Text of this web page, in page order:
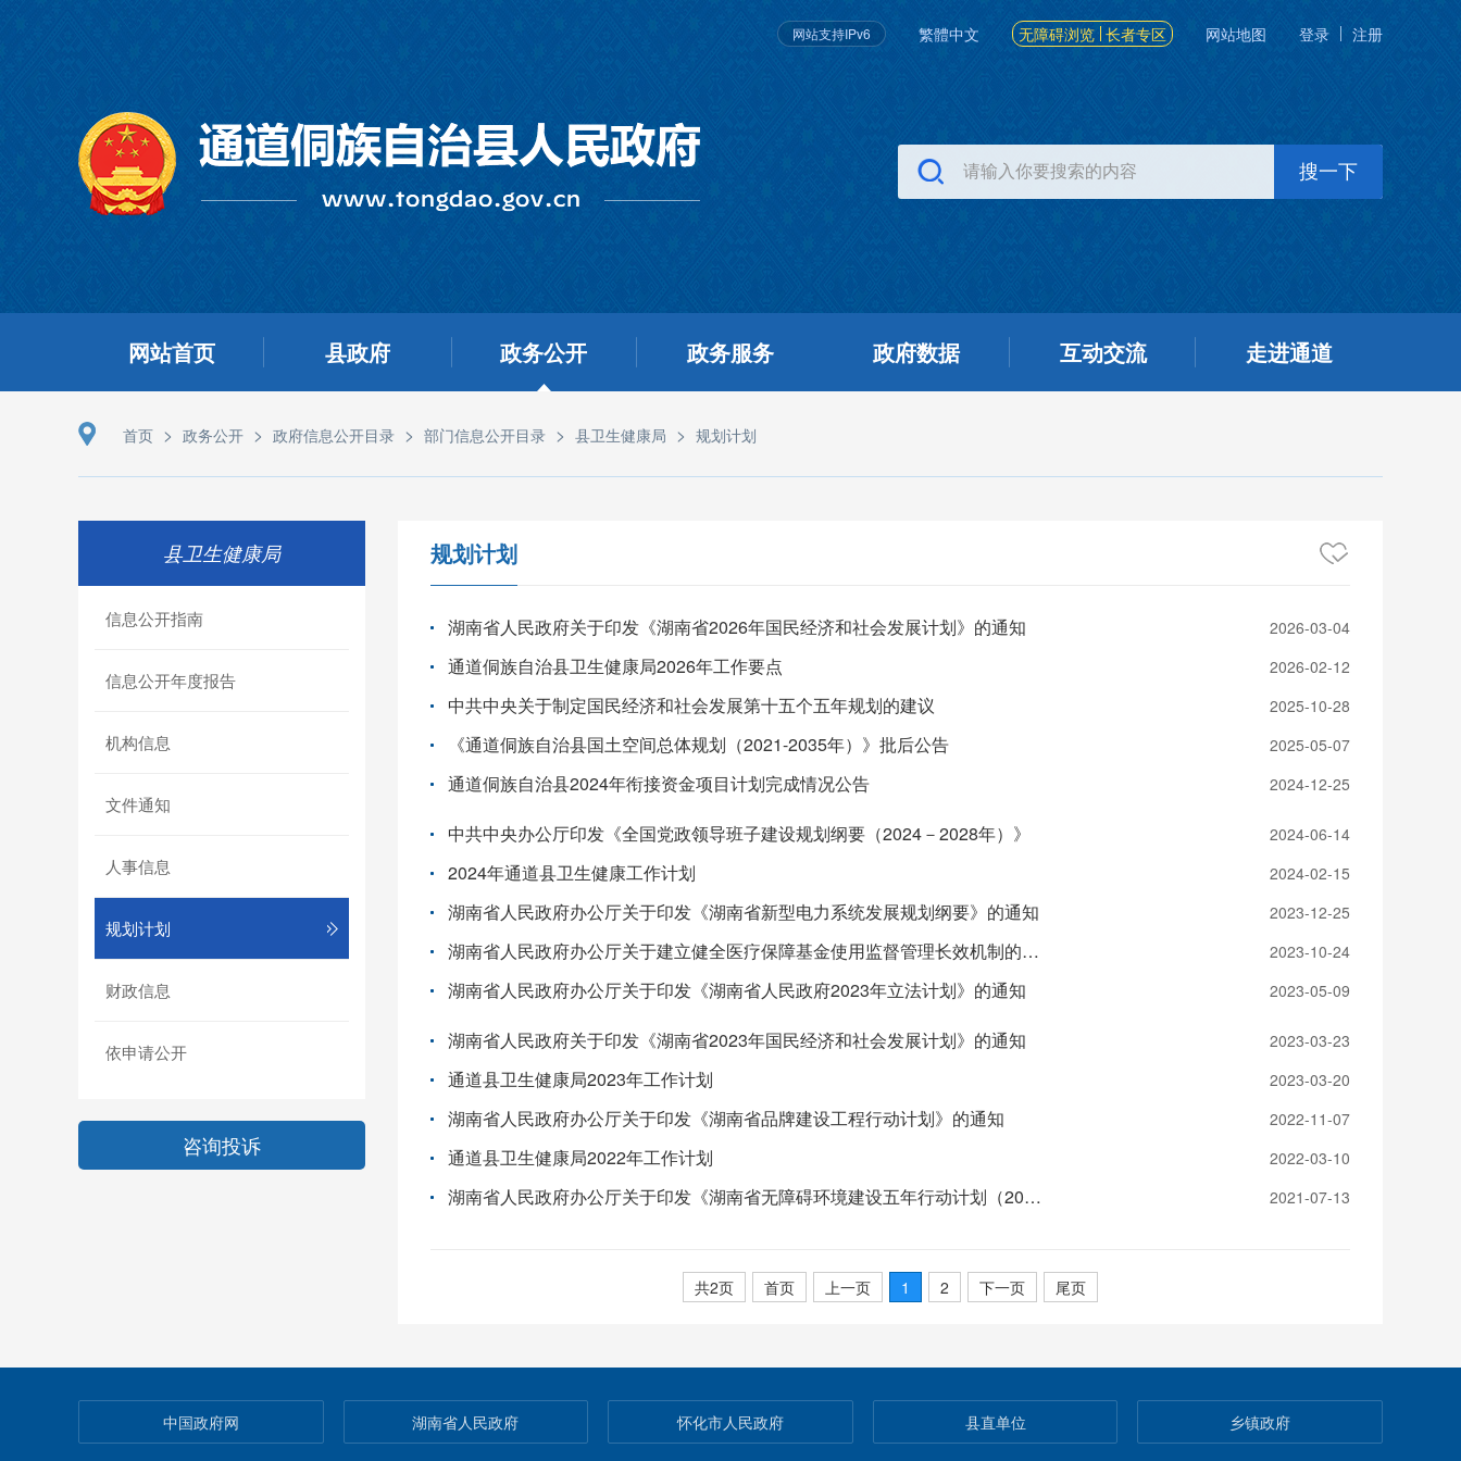
网站支持IPv6 繁體中文 无障碍浏览 长者专区 网站地图 登录 注册
网站首页 县政府 政务公开 政务服务 政府数据 互动交流 走进通道
首页 > 政务公开 > 政府信息公开目录 > 部门信息公开目录 > 县卫生健康局 > 规划计划
县卫生健康局
信息公开指南
信息公开年度报告
机构信息
文件通知
人事信息
规划计划
财政信息
依申请公开
咨询投诉
规划计划
湖南省人民政府关于印发《湖南省2026年国民经济和社会发展计划》的通知 2026-03-04
通道侗族自治县卫生健康局2026年工作要点 2026-02-12
中共中央关于制定国民经济和社会发展第十五个五年规划的建议 2025-10-28
《通道侗族自治县国土空间总体规划（2021-2035年）》批后公告 2025-05-07
通道侗族自治县2024年衔接资金项目计划完成情况公告 2024-12-25
中共中央办公厅印发《全国党政领导班子建设规划纲要（2024－2028年）》 2024-06-14
2024年通道县卫生健康工作计划 2024-02-15
湖南省人民政府办公厅关于印发《湖南省新型电力系统发展规划纲要》的通知 2023-12-25
湖南省人民政府办公厅关于建立健全医疗保障基金使用监督管理长效机制的通知 2023-10-24
湖南省人民政府办公厅关于印发《湖南省人民政府2023年立法计划》的通知 2023-05-09
湖南省人民政府关于印发《湖南省2023年国民经济和社会发展计划》的通知 2023-03-23
通道县卫生健康局2023年工作计划 2023-03-20
湖南省人民政府办公厅关于印发《湖南省品牌建设工程行动计划》的通知 2022-11-07
通道县卫生健康局2022年工作计划 2022-03-10
湖南省人民政府办公厅关于印发《湖南省无障碍环境建设五年行动计划（2021—2025年）》的通知 2021-07-13
共2页 首页 上一页 1 2 下一页 尾页
中国政府网 湖南省人民政府 怀化市人民政府 县直单位 乡镇政府